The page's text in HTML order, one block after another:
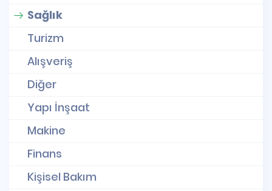
Sağlık
Turizm
Alışveriş
Diğer
Yapı İnşaat
Makine
Finans
Kişisel Bakım